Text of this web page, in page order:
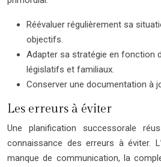
Réévaluer régulièrement sa
objectifs.
Adapter sa stratégie en fonction
législatifs et familiaux.
Conserver une documentation à
Les erreurs à éviter
Une planification successorale
connaissance des erreurs à éviter.
manque de communication, la